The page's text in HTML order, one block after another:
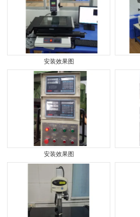
安装效果图
安装效果图